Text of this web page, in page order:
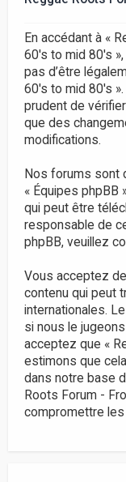
En accédant à «
60's to mid 80's
pas d’être
60's to mid 80's
prudent de
que des
modifications.
Nos forums sont
« Équipes phpBB
qui peut être
responsable de
phpBB, veuillez
Vous acceptez
contenu qui peut
internationales.
si nous le
acceptez que «
estimons que
dans notre base
Roots Forum -
compromettre